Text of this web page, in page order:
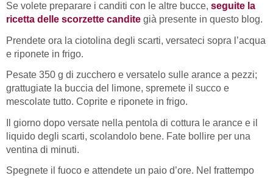
Se volete preparare i canditi con le altre bucce, seguite la
ricetta delle scorzette candite già presente in questo blog.
Prendete ora la ciotolina degli scarti, versateci sopra l’acqua
e riponete in frigo.
Pesate 350 g di zucchero e versatelo sulle arance a pezzi;
grattugiate la buccia del limone, spremete il succo e
mescolate tutto. Coprite e riponete in frigo.
Il giorno dopo versate nella pentola di cottura le arance e il
liquido degli scarti, scolandolo bene. Fate bollire per una
ventina di minuti.
Spegnete il fuoco e attendete un paio d’ore. Nel frattempo